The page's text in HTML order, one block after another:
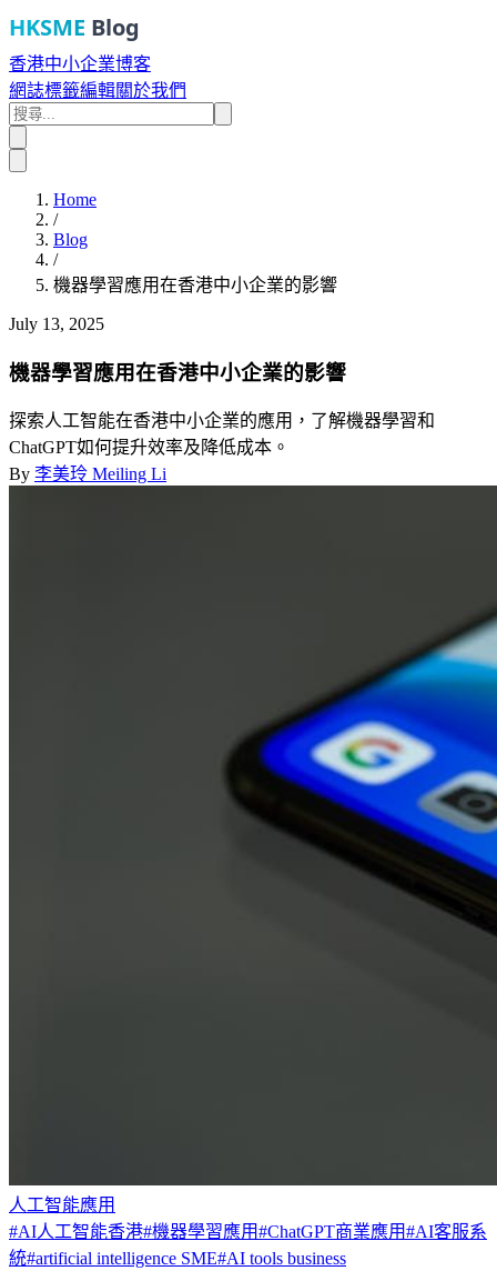
HKSME Blog
香港中小企業博客
網誌標籤編輯關於我們
Home
/
Blog
/
機器學習應用在香港中小企業的影響
July 13, 2025
機器學習應用在香港中小企業的影響
探索人工智能在香港中小企業的應用，了解機器學習和
ChatGPT如何提升效率及降低成本。
By 李美玲 Meiling Li
人工智能應用
#AI人工智能香港#機器學習應用#ChatGPT商業應用#AI客服系
統#artificial intelligence SME#AI tools business